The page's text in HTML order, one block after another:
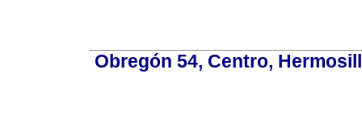
Obregón 54, Centro,